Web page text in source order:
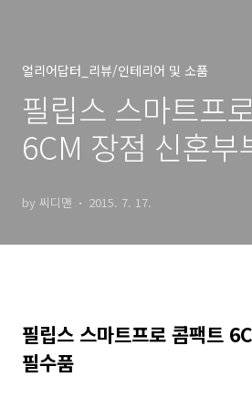
얼리어답터_리뷰/인테리어 및 소품
필립스 스마트프
6CM 장점 신혼부
by 씨디맨 2015. 7. 17.
필립스 스마트프로 콤팩트
필수품